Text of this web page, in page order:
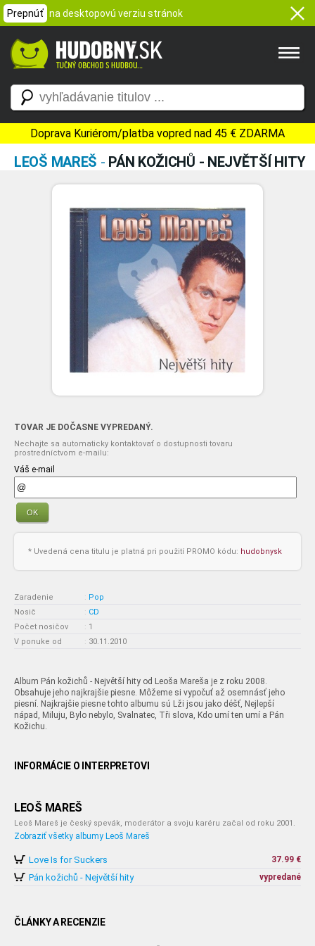
Prepnúť na desktopovú verziu stránok
Doprava Kuriérom/platba vopred nad 45 € ZDARMA
LEOŠ MAREŠ - PÁN KOŽICHŮ - NEJVĚTŠÍ HITY
TOVAR JE DOČASNE VYPREDANÝ.
Nechajte sa automaticky kontaktovať o dostupnosti tovaru
prostredníctvom e-mailu:
Váš e-mail
OK
* Uvedená cena titulu je platná pri použití PROMO kódu: hudobnysk
Zaradenie : Pop
Nosič
: CD
Počet nosičov
: 1
V ponuke od
: 30.11.2010
Album Pán kožichů - Největší hity od Leoša Mareša je z roku 2008.
Obsahuje jeho najkrajšie piesne. Môžeme si vypočuť až osemnásť jeho
piesní. Najkrajšie piesne tohto albumu sú Lži jsou jako déšť, Nejlepší
nápad, Miluju, Bylo nebylo, Svalnatec, Tři slova, Kdo umí ten umí a Pán
Kožichu.
INFORMÁCIE O INTERPRETOVI
LEOŠ MAREŠ
Leoš Mareš je český spevák, moderátor a svoju karéru začal od roku 2001.
Zobraziť všetky albumy Leoš Mareš
Love Is for Suckers 37.99 €
Pán kožichů - Největší hity vypredané
ČLÁNKY A RECENZIE